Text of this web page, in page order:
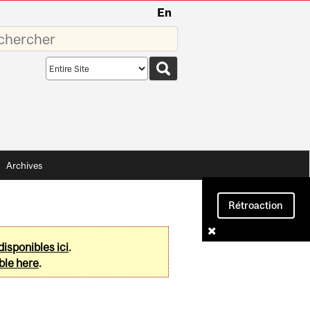
En
Search
scope
Archives
Rétroaction
ici.
here.